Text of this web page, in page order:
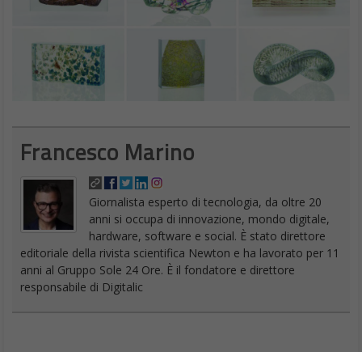
Francesco Marino
Giornalista esperto di tecnologia, da oltre 20
anni si occupa di innovazione, mondo digitale,
hardware, software e social. È stato direttore
editoriale della rivista scientifica Newton e ha lavorato per 11
anni al Gruppo Sole 24 Ore. È il fondatore e direttore
responsabile di Digitalic